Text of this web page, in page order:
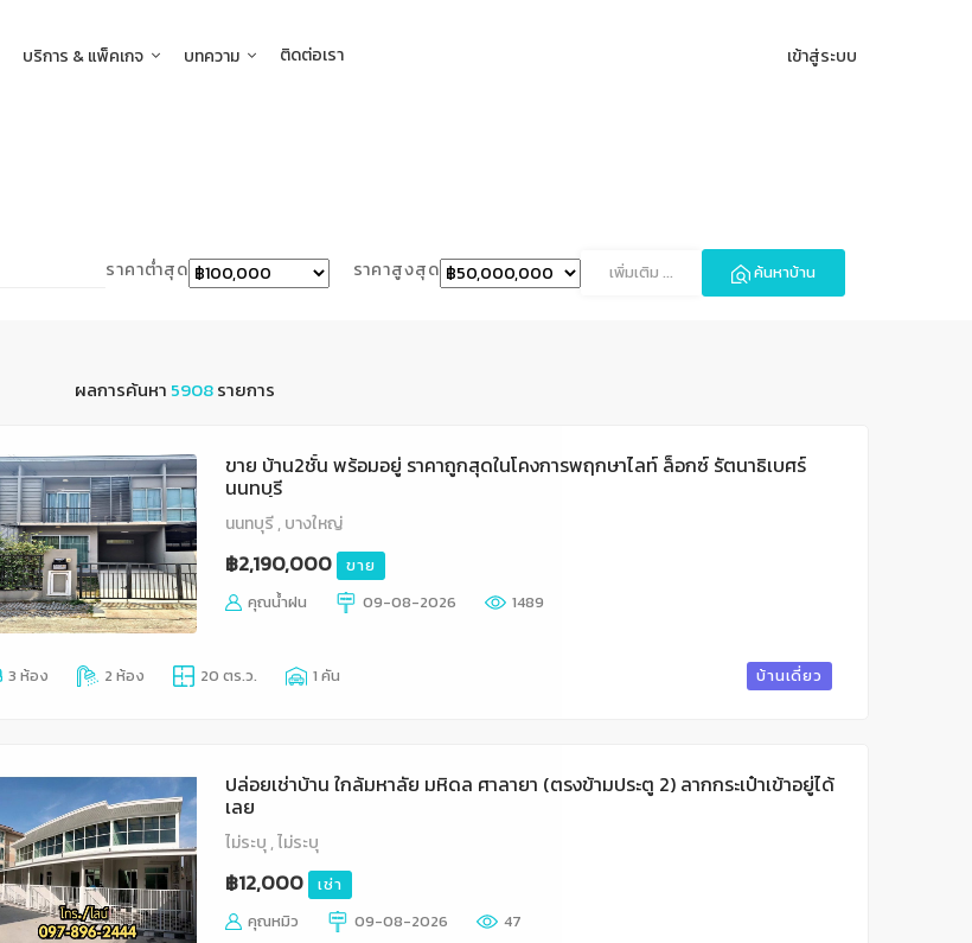
บริการ & แพ็คเกจ บทความ ติดต่อเรา เข้าสู่ระบบ
ราคาต่ำสุด ราคาสูงสุด เพิ่มเติม ... ค้นหาบ้าน
ผลการค้นหา 5908รายการ
ขาย บ้าน2ชั้น พร้อมอยู่ ราคาถูกสุดในโคงการพฤกษาไลท์ ล็อกซ์ รัตนาธิเบศร์
นนทบุรี
นนทบุรี , บางใหญ่
฿2,190,000
ขาย
คุณน้ำฝน
09-08-2026 1489
3 ห้อง 2 ห้อง 20 ตร.ว. 1 คัน บ้านเดี่ยว
ปล่อยเช่าบ้าน ใกล้มหาลัย มหิดล ศาลายา (ตรงข้ามประตู 2) ลากกระเป๋าเข้าอยู่ได้
เลย
ไม่ระบุ , ไม่ระบุ
฿12,000
เช่า
คุณหมิว
09-08-2026 47